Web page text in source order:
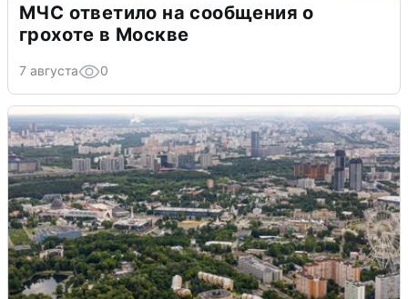
МЧС ответило на сообщения о
грохоте в Москве
7 августа 0